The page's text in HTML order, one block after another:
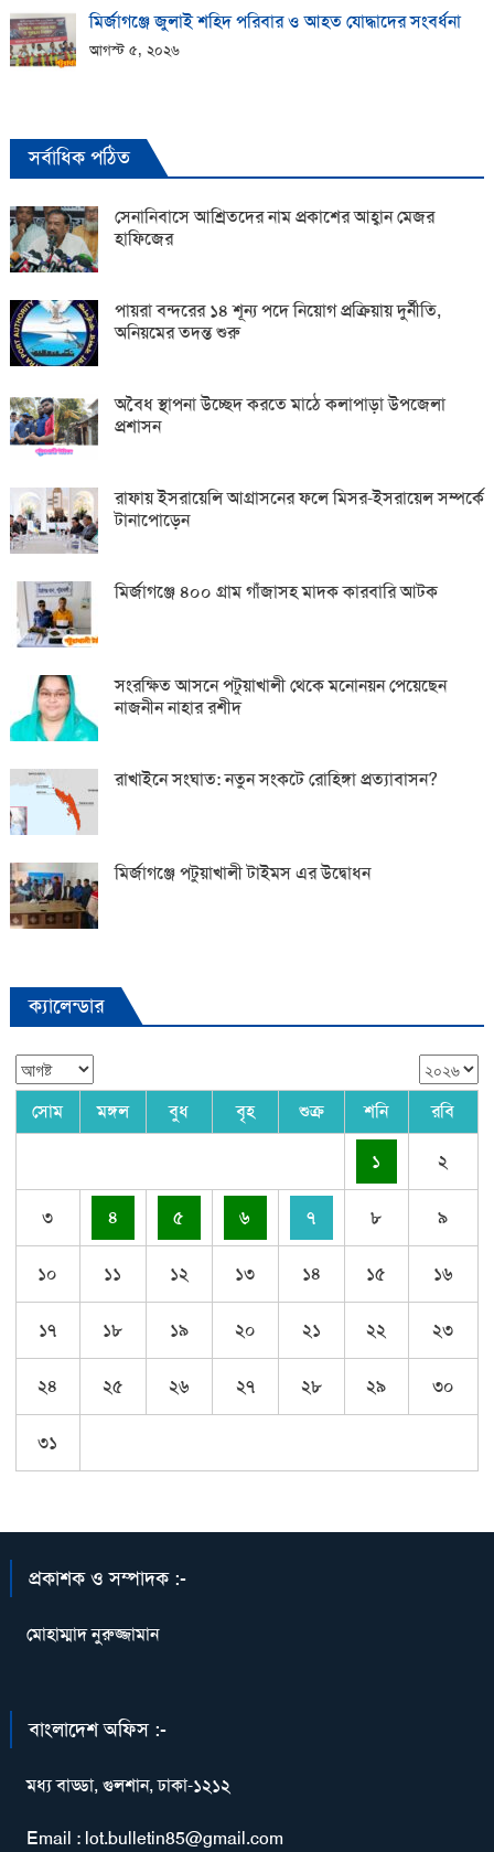
মির্জাগঞ্জে জুলাই শহিদ পরিবার ও আহত যোদ্ধাদের সংবর্ধনা
আগস্ট ৫, ২০২৬
সর্বাধিক পঠিত
সেনানিবাসে আশ্রিতদের নাম প্রকাশের আহ্বান মেজর
হাফিজের
পায়রা বন্দরের ১৪ শূন্য পদে নিয়োগ প্রক্রিয়ায় দুর্নীতি,
অনিয়মের তদন্ত শুরু
অবৈধ স্থাপনা উচ্ছেদ করতে মাঠে কলাপাড়া উপজেলা
প্রশাসন
রাফায় ইসরায়েলি আগ্রাসনের ফলে মিসর-ইসরায়েল সম্পর্কে
টানাপোড়েন
মির্জাগঞ্জে ৪০০ গ্রাম গাঁজাসহ মাদক কারবারি আটক
সংরক্ষিত আসনে পটুয়াখালী থেকে মনোনয়ন পেয়েছেন
নাজনীন নাহার রশীদ
রাখাইনে সংঘাত: নতুন সংকটে রোহিঙ্গা প্রত্যাবাসন?
মির্জাগঞ্জে পটুয়াখালী টাইমস এর উদ্বোধন
ক্যালেন্ডার
সোম মঙ্গল বুধ বৃহ শুক্র শনি রবি
১ ২
৩ ৪ ৫ ৬ ৭ ৮ ৯
১০ ১১ ১২ ১৩ ১৪ ১৫ ১৬
১৭ ১৮ ১৯ ২০ ২১ ২২ ২৩
২৪ ২৫ ২৬ ২৭ ২৮ ২৯ ৩০
৩১
প্রকাশক ও সম্পাদক :-
মোহাম্মাদ নুরুজ্জামান
বাংলাদেশ অফিস :-
মধ্য বাড্ডা, গুলশান, ঢাকা-১২১২
Email : lot.bulletin85@gmail.com